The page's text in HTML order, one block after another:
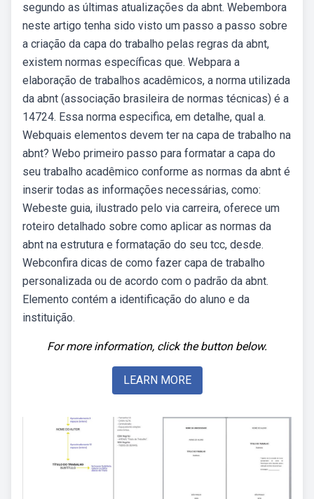
segundo as últimas atualizações da abnt. Webembora
neste artigo tenha sido visto um passo a passo sobre
a criação da capa do trabalho pelas regras da abnt,
existem normas específicas que. Webpara a
elaboração de trabalhos acadêmicos, a norma utilizada
da abnt (associação brasileira de normas técnicas) é a
14724. Essa norma especifica, em detalhe, qual a.
Webquais elementos devem ter na capa de trabalho na
abnt? Webo primeiro passo para formatar a capa do
seu trabalho acadêmico conforme as normas da abnt é
inserir todas as informações necessárias, como:
Webeste guia, ilustrado pelo via carreira, oferece um
roteiro detalhado sobre como aplicar as normas da
abnt na estrutura e formatação do seu tcc, desde.
Webconfira dicas de como fazer capa de trabalho
personalizada ou de acordo com o padrão da abnt.
Elemento contém a identificação do aluno e da
instituição.
For more information, click the button below.
LEARN MORE